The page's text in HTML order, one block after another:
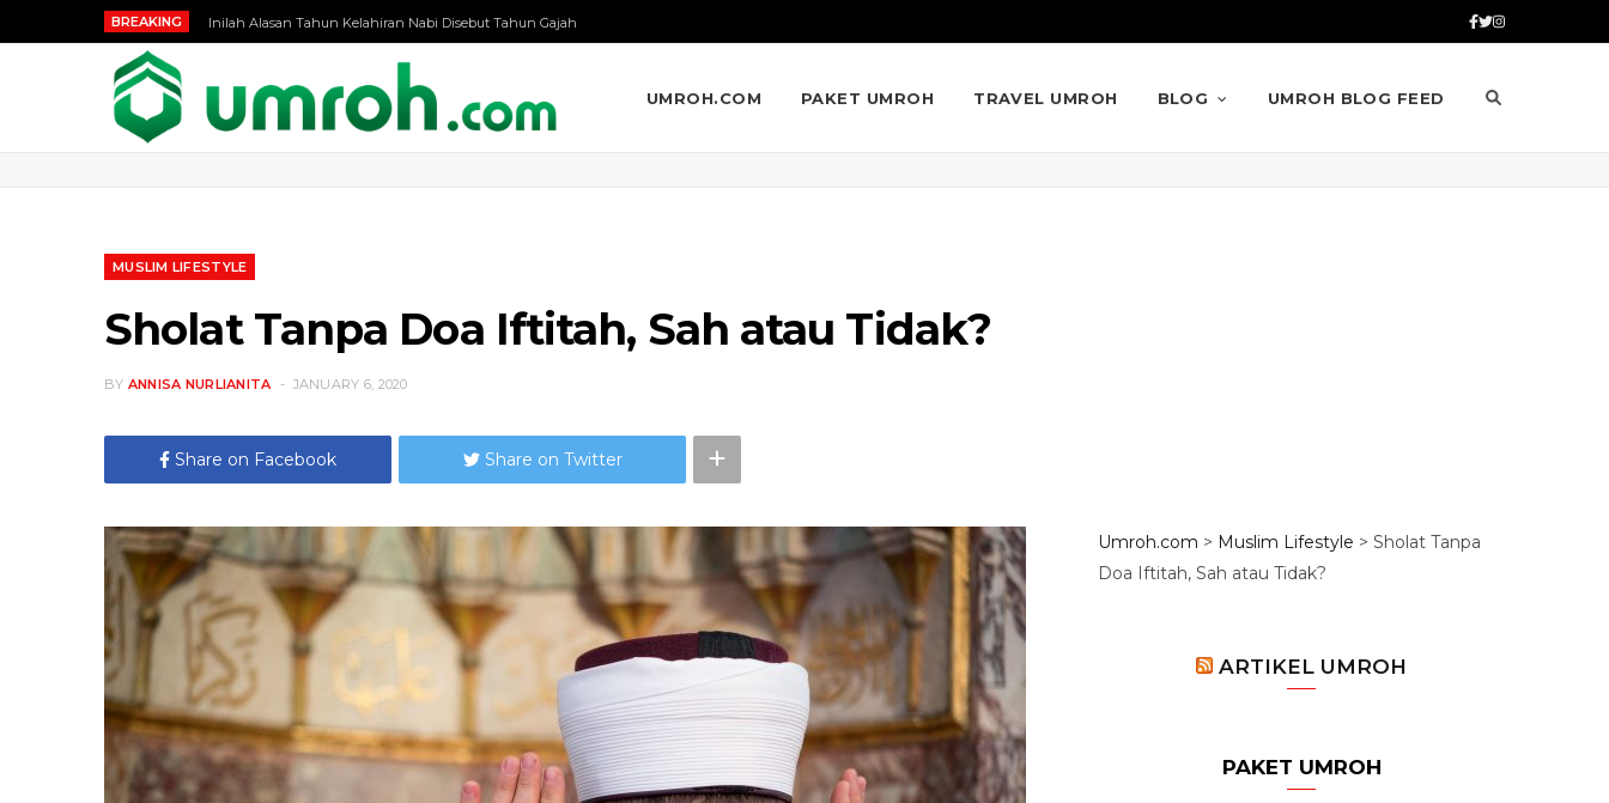
BREAKING Inilah Alasan Tahun Kelahiran Nabi Disebut Tahun Gajah
UMROH.COM PAKET UMROH TRAVEL UMROH BLOG UMROH BLOG FEED
MUSLIM LIFESTYLE
Sholat Tanpa Doa Iftitah, Sah atau Tidak?
BY ANNISA NURLIANITA JANUARY 6, 2020
Share on Facebook Share on Twitter
Umroh.com > Muslim Lifestyle > Sholat Tanpa
Doa Iftitah, Sah atau Tidak?
ARTIKEL UMROH
PAKET UMROH